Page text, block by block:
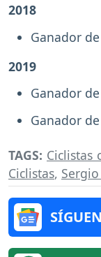
2018
Ganador
2019
Ganador
Ganador
TAGS: Ciclistas
Ciclistas,